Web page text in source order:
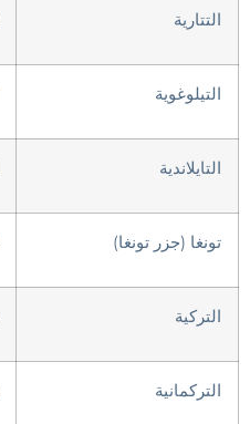
التتارية
التيلوغوية
التايلاندية
تونغا (جزر تونغا)
التركية
التركمانية